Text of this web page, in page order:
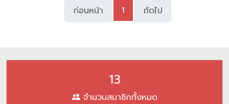
ก่อนหน้า
1 ถัดไป
13
จำนวนสมาชิกทั้งหมด